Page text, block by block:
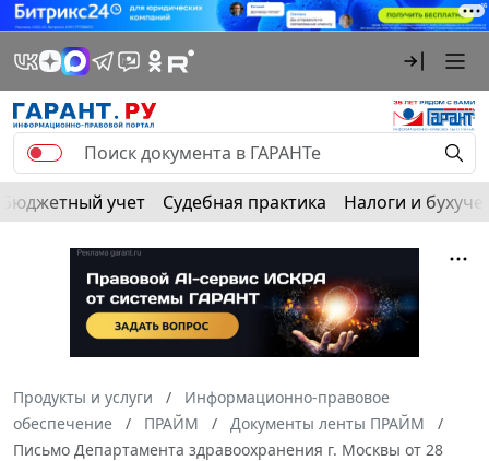
Бюджетный учет Судебная практика Налоги и
Продукты и услуги
Информационно-правовое
обеспечение
ПРАЙМ
Документы ленты ПРАЙМ
Письмо Департамента здравоохранения г. Москвы от 28